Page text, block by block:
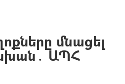
մնացել
ԱՊՀ